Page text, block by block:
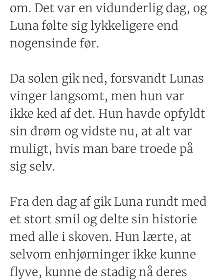
om. Det var en vidunderlig dag, og
Luna følte sig lykkeligere end
nogensinde før.
Da solen gik ned, forsvandt Lunas
vinger langsomt, men hun var
ikke ked af det. Hun havde opfyldt
sin drøm og vidste nu, at alt var
muligt, hvis man bare troede på
sig selv.
Fra den dag af gik Luna rundt med
et stort smil og delte sin historie
med alle i skoven. Hun lærte, at
selvom enhjørninger ikke kunne
flyve, kunne de stadig nå deres